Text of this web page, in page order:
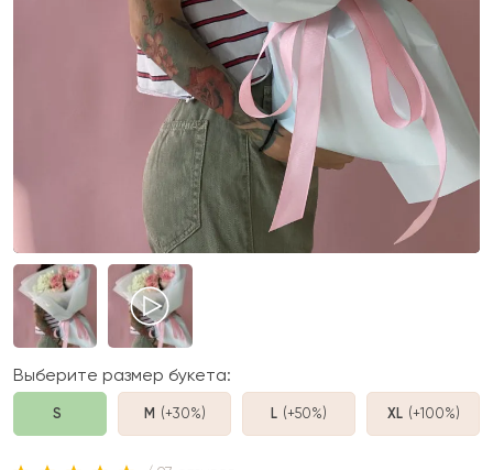
Выберите размер букета:
S M (+30%) L (+50%) XL (+100%)